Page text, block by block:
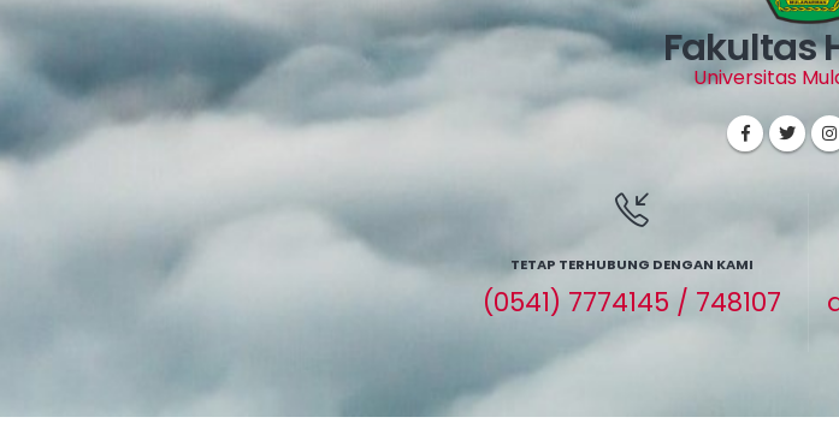
Fakultas
Universitas
TETAP TERHUBUNG DENGAN KAMI
(0541) 7774145 / 748107